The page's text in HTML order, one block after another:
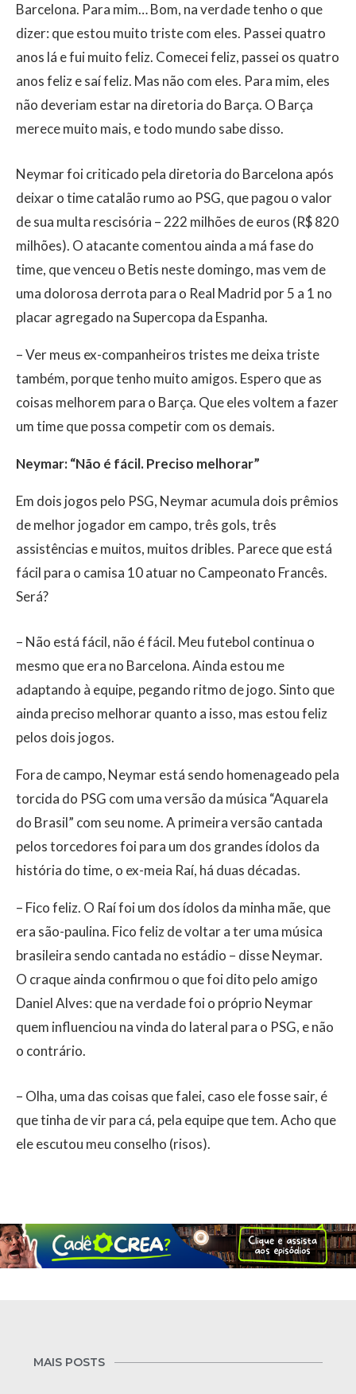
Barcelona. Para mim… Bom, na verdade tenho o que
dizer: que estou muito triste com eles. Passei quatro
anos lá e fui muito feliz. Comecei feliz, passei os quatro
anos feliz e saí feliz. Mas não com eles. Para mim, eles
não deveriam estar na diretoria do Barça. O Barça
merece muito mais, e todo mundo sabe disso.
Neymar foi criticado pela diretoria do Barcelona após
deixar o time catalão rumo ao PSG, que pagou o valor
de sua multa rescisória – 222 milhões de euros (R$ 820
milhões). O atacante comentou ainda a má fase do
time, que venceu o Betis neste domingo, mas vem de
uma dolorosa derrota para o Real Madrid por 5 a 1 no
placar agregado na Supercopa da Espanha.
– Ver meus ex-companheiros tristes me deixa triste
também, porque tenho muito amigos. Espero que as
coisas melhorem para o Barça. Que eles voltem a fazer
um time que possa competir com os demais.
Neymar: “Não é fácil. Preciso melhorar”
Em dois jogos pelo PSG, Neymar acumula dois prêmios
de melhor jogador em campo, três gols, três
assistências e muitos, muitos dribles. Parece que está
fácil para o camisa 10 atuar no Campeonato Francês.
Será?
– Não está fácil, não é fácil. Meu futebol continua o
mesmo que era no Barcelona. Ainda estou me
adaptando à equipe, pegando ritmo de jogo. Sinto que
ainda preciso melhorar quanto a isso, mas estou feliz
pelos dois jogos.
Fora de campo, Neymar está sendo homenageado pela
torcida do PSG com uma versão da música “Aquarela
do Brasil” com seu nome. A primeira versão cantada
pelos torcedores foi para um dos grandes ídolos da
história do time, o ex-meia Raí, há duas décadas.
– Fico feliz. O Raí foi um dos ídolos da minha mãe, que
era são-paulina. Fico feliz de voltar a ter uma música
brasileira sendo cantada no estádio – disse Neymar.
O craque ainda confirmou o que foi dito pelo amigo
Daniel Alves: que na verdade foi o próprio Neymar
quem influenciou na vinda do lateral para o PSG, e não
o contrário.
– Olha, uma das coisas que falei, caso ele fosse sair, é
que tinha de vir para cá, pela equipe que tem. Acho que
ele escutou meu conselho (risos).
MAIS POSTS